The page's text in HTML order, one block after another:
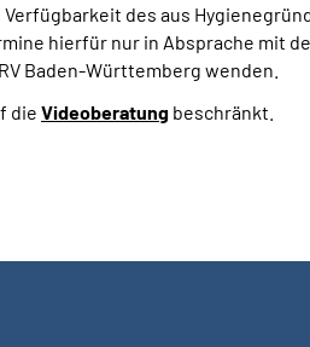
des aus
hierfür nur in Absprache mit
Baden-Württemberg wenden.
die Videoberatung beschränkt.